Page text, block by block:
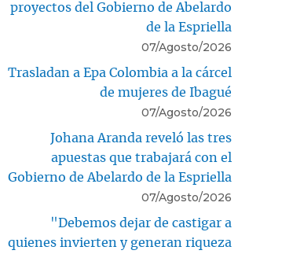
proyectos del Gobierno de Abelardo
de la Espriella
07/Agosto/2026
Trasladan a Epa Colombia a la cárcel
de mujeres de Ibagué
07/Agosto/2026
Johana Aranda reveló las tres
apuestas que trabajará con el
Gobierno de Abelardo de la Espriella
07/Agosto/2026
"Debemos dejar de castigar a
quienes invierten y generan riqueza